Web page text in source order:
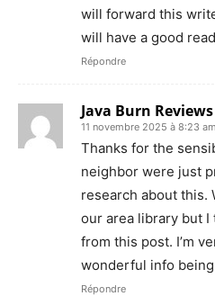
will forward this
will have a good
Répondre
Java Burn Reviews
11 novembre 2025 à 8:23 am
Thanks for the
neighbor were just
research about this.
our area library but
from this post. I’m
wonderful info
Répondre